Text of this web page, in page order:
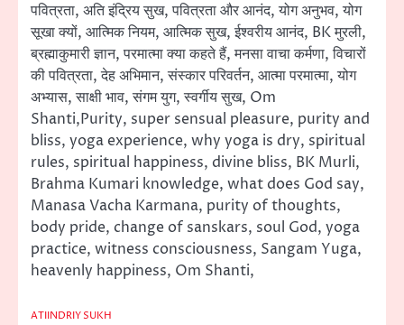
पवित्रता, अति इंद्रिय सुख, पवित्रता और आनंद, योग अनुभव, योग
सूखा क्यों, आत्मिक नियम, आत्मिक सुख, ईश्वरीय आनंद, BK मुरली,
ब्रह्माकुमारी ज्ञान, परमात्मा क्या कहते हैं, मनसा वाचा कर्मणा, विचारों
की पवित्रता, देह अभिमान, संस्कार परिवर्तन, आत्मा परमात्मा, योग
अभ्यास, साक्षी भाव, संगम युग, स्वर्गीय सुख, Om
Shanti,Purity, super sensual pleasure, purity and
bliss, yoga experience, why yoga is dry, spiritual
rules, spiritual happiness, divine bliss, BK Murli,
Brahma Kumari knowledge, what does God say,
Manasa Vacha Karmana, purity of thoughts,
body pride, change of sanskars, soul God, yoga
practice, witness consciousness, Sangam Yuga,
heavenly happiness, Om Shanti,
ATIINDRIY SUKH